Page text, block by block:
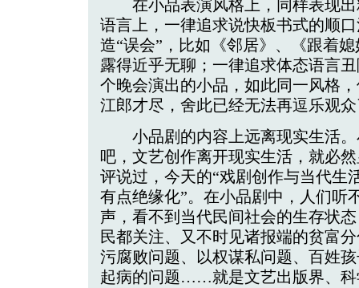
在小品表演风格上，同样表现出
语言上，一律追求说快板书式的顺
造“误会”，比如《邻居》、《跟着
露得近乎无聊；一律追求体态语言
个晚会演出的小品，如此同一风格
江郎才尽，舍此已经无法再逗乐观
小品剧的内容上远离现实生活。
吧，文艺创作离开现实生活，就必
评说过，今天的“戏剧创作与当代生
有点绝缘化”。在小品剧中，人们听
声，看不到当代民间社会的生存状
民都关注、又不时见诸报端的贫富
污腐败问题、以权谋私问题、百姓
起病的问题……就是文艺出版界、科